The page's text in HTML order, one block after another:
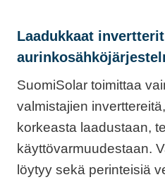
Laadukkaat invertterit
SuomiSolar toimittaa
valmistajien
korkeasta laadustaan,
käyttövarmuudestaan.
löytyy sekä perinteisiä